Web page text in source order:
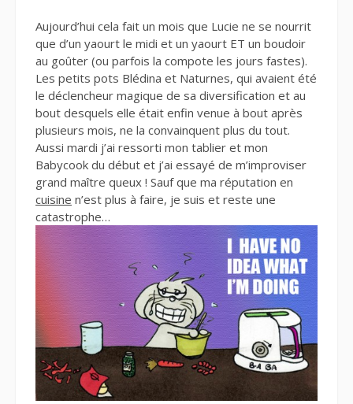
Aujourd’hui cela fait un mois que Lucie ne se nourrit
que d’un yaourt le midi et un yaourt ET un boudoir
au goûter (ou parfois la compote les jours fastes).
Les petits pots Blédina et Naturnes, qui avaient été
le déclencheur magique de sa diversification et au
bout desquels elle était enfin venue à bout après
plusieurs mois, ne la convainquent plus du tout.
Aussi mardi j’ai ressorti mon tablier et mon
Babycook du début et j’ai essayé de m’improviser
grand maître queux ! Sauf que ma réputation en
cuisine n’est plus à faire, je suis et reste une
catastrophe…